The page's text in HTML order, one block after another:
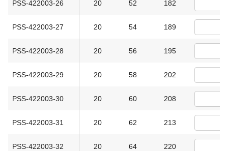
PSS-422003-26 20 52 182
PSS-422003-27 20 54 189
PSS-422003-28 20 56 195
PSS-422003-29 20 58 202
PSS-422003-30 20 60 208
PSS-422003-31 20 62 213
PSS-422003-32 20 64 220